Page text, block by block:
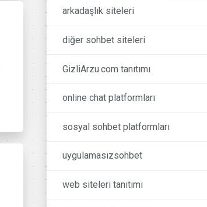
arkadaşlık siteleri
diğer sohbet siteleri
GizliArzu.com tanıtımı
online chat platformları
sosyal sohbet platformları
uygulamasızsohbet
web siteleri tanıtımı